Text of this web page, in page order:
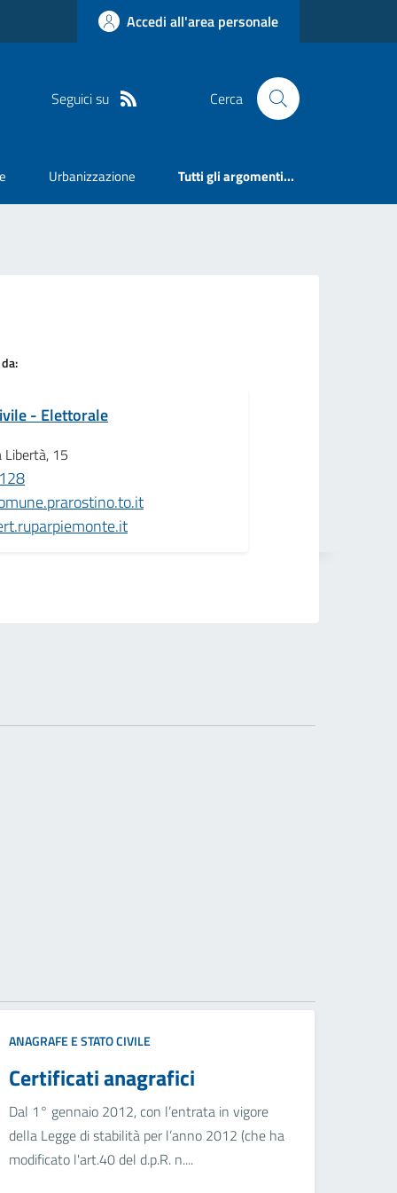
Accedi all'area personale
Seguici su Cerca
Urbanizzazione Tutti gli argomenti...
- Elettorale
Libertà, 15
ANAGRAFE E STATO CIVILE
Certificati anagrafici
Dal 1° gennaio 2012, con l’entrata in vigore
della Legge di stabilità per l’anno 2012 (che ha
modificato l'art.40 del d.p.R. n....